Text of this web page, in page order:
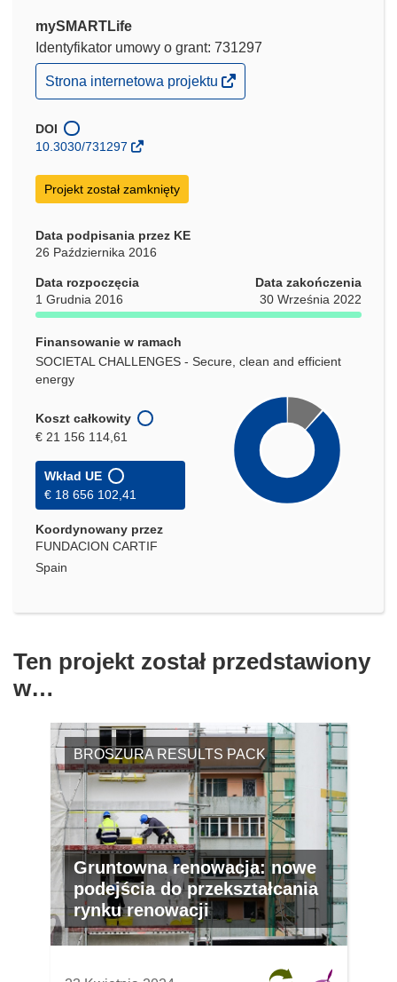
mySMARTLife
Identyfikator umowy o grant: 731297
(odnośnik
otworzy
w
nowym
Strona internetowa projektu
DOI
10.3030/731297
Projekt został zamknięty
Data podpisania przez KE
26 Października 2016
Data rozpoczęcia
1 Grudnia 2016
Data zakończenia
30 Września 2022
Finansowanie w ramach
SOCIETAL CHALLENGES - Secure, clean and efficient
energy
Koszt całkowity
€ 21 156 114,61
Wkład UE
€ 18 656 102,41
Koordynowany przez
FUNDACION CARTIF
Spain
Ten projekt został przedstawiony
w…
BROSZURA RESULTS PACK
Gruntowna renowacja: nowe
podejścia do przekształcania
rynku renowacji